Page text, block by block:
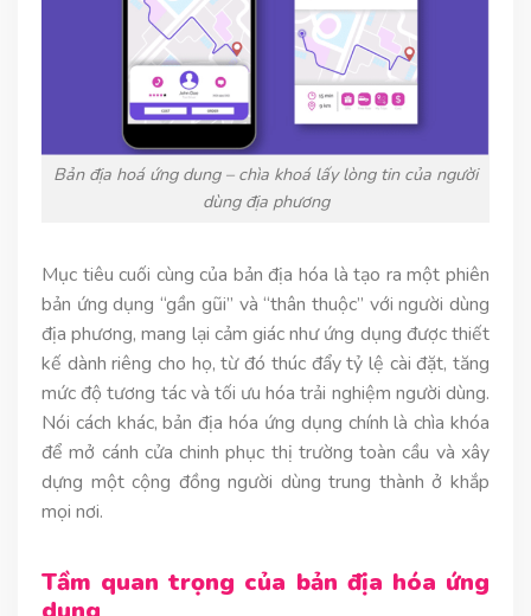
Bản địa hoá ứng dung – chìa khoá lấy lòng tin của người
dùng địa phương
Mục tiêu cuối cùng của bản địa hóa là tạo ra một phiên
bản ứng dụng “gần gũi” và “thân thuộc” với người dùng
địa phương, mang lại cảm giác như ứng dụng được thiết
kế dành riêng cho họ, từ đó thúc đẩy tỷ lệ cài đặt, tăng
mức độ tương tác và tối ưu hóa trải nghiệm người dùng.
Nói cách khác, bản địa hóa ứng dụng chính là chìa khóa
để mở cánh cửa chinh phục thị trường toàn cầu và xây
dựng một cộng đồng người dùng trung thành ở khắp
mọi nơi.
Tầm quan trọng của bản địa hóa ứng